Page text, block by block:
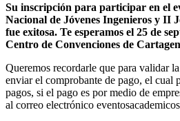
Su inscripción para participar en el
Nacional de Jóvenes Ingenieros y II
fue exitosa. Te esperamos el 25 de
Centro de Convenciones de
Queremos recordarle que para validar
enviar el comprobante de pago, el cual
pagos, si el pago es por medio de
al correo electrónico